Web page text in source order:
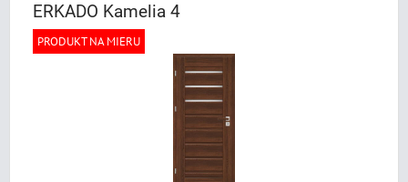
ERKADO Kamelia 4
PRODUKT NA MIERU